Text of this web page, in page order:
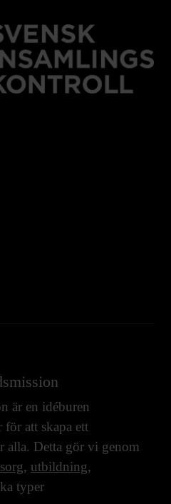
är en idéburen
för att skapa ett
alla. Detta gör vi genom
, utbildning,
typer